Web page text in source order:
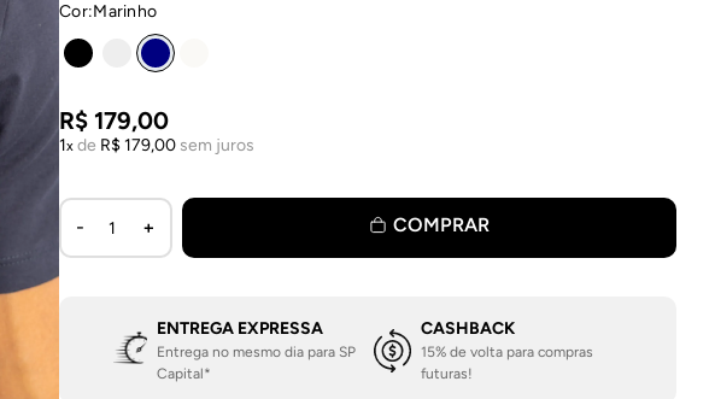
Cor: marinho
R$ 179,00
1 de R$179,00 sem juros
COMPRAR
ENTREGA EXPRESSA
Entrega no mesmo dia para SP
Capital*
CASHBACK
15% de volta para compras
futuras!